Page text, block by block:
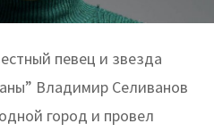
певец и звезда
Владимир Селиванов
город и провел